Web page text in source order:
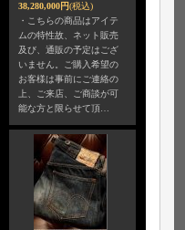
38,280,000円(税込)
・こちらの商品はアイテ
ムの特性故、ネット販売
及び、通販の予定はござ
いません。ご購入希望の
お客様は事前にご連絡の
上、ご来店、ご商談が可
能な方と限らせて頂…